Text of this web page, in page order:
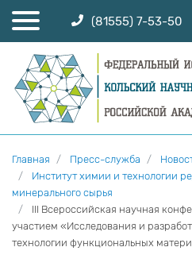
(81555) 7-53-50
Главная Пресс-служба
Институт химии и технологии
минерального сырья
III Всероссийская научная
участием «Исследования и
технологии функциональных